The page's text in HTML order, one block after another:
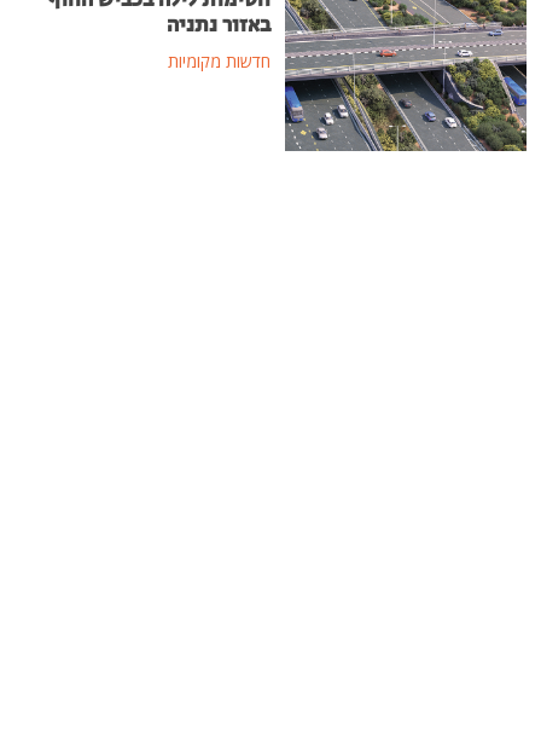
באזור נתניה
חדשות מקומיות